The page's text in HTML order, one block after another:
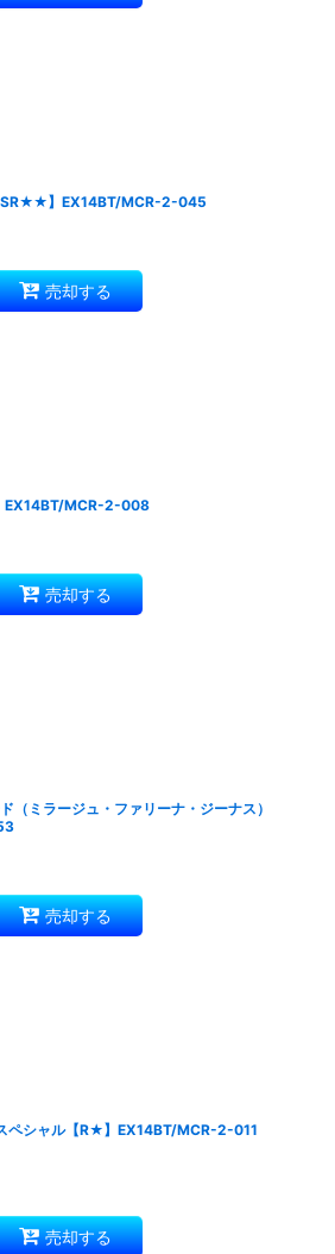
SR★★】EX14BT/MCR-2-045
売却する
EX14BT/MCR-2-008
売却する
（ミラージュ・ファリーナ・ジーナス）
売却する
ペシャル【R★】EX14BT/MCR-2-011
売却する